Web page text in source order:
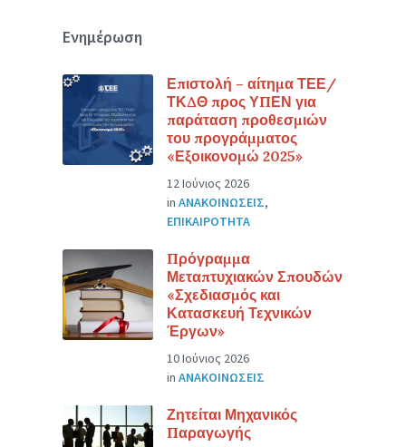
Ενημέρωση
Επιστολή – αίτημα ΤΕΕ/
ΤΚΔΘ προς ΥΠΕΝ για
παράταση προθεσμιών
του προγράμματος
«Εξοικονομώ 2025»
12 Ιούνιος 2026
inΑΝΑΚΟΙΝΩΣΕΙΣ,
ΕΠΙΚΑΙΡΟΤΗΤΑ
Πρόγραμμα
Μεταπτυχιακών Σπουδών
«Σχεδιασμός και
Κατασκευή Τεχνικών
Έργων»
10 Ιούνιος 2026
inΑΝΑΚΟΙΝΩΣΕΙΣ
Ζητείται Μηχανικός
Παραγωγής